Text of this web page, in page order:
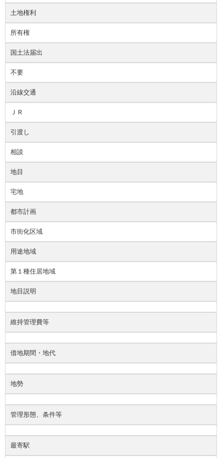
土地権利
所有権
国土法届出
不要
沿線交通
ＪＲ
引渡し
相談
地目
宅地
都市計画
市街化区域
用途地域
第１種住居地域
地目説明
維持管理費等
借地期間・地代
地勢
管理形態、条件等
最寄駅